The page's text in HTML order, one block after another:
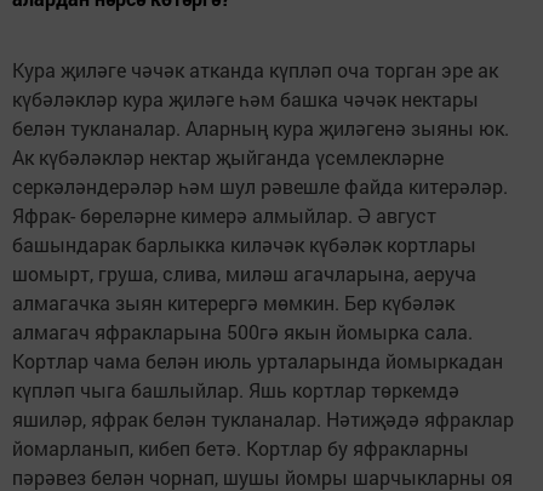
Кура җиләге чәчәк аткан­да күпләп оча торган эре ак
күбәләкләр кура җиләге һәм башка чәчәк нектары
белән тукла­налар. Аларның кура җиләгенә зыяны юк.
Ак күбәләкләр нектар җыйганда үсемлекләрне
серкәләндерәләр һәм шул рәвешле фай­да китерәләр.
Яфрак- бөреләрне кимерә алмый­лар. Ә август
башындарак барлыкка киләчәк күбәләк кортлары
шомырт, груша, слива, миләш агачла­рына, аеруча
алмагачка зыян китерергә мөмкин. Бер күбәләк
алмагач яф­ракларына 500гә якын йо­мырка сала.
Кортлар чама белән июль урталарында йомыркадан
күпләп чыга башлыйлар. Яшь корт­лар төркемдә
яшиләр, яфрак белән тукланалар. Нәтиҗәдә яфраклар
йо­марланып, кибеп бетә. Кортлар бу яфракларны
пәрәвез белән чорнап, шушы йомры шарчыклар­ны оя